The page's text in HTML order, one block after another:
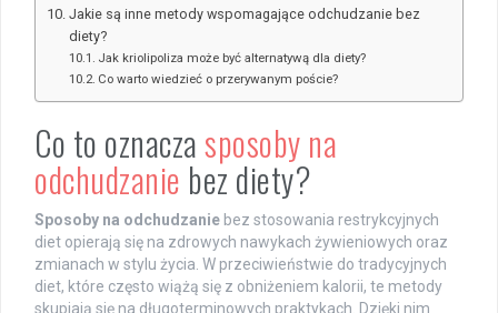
Jakie są inne metody wspomagające odchudzanie bez
diety?
Jak kriolipoliza może być alternatywą dla diety?
Co warto wiedzieć o przerywanym poście?
Co to oznaczasposoby na
odchudzanie bez diety?
Sposoby na odchudzanie bez stosowania restrykcyjnych
diet opierają się na zdrowych nawykach żywieniowych oraz
zmianach w stylu życia. W przeciwieństwie do tradycyjnych
diet, które często wiążą się z obniżeniem kalorii, te metody
skupiają się na długoterminowych praktykach. Dzięki nim